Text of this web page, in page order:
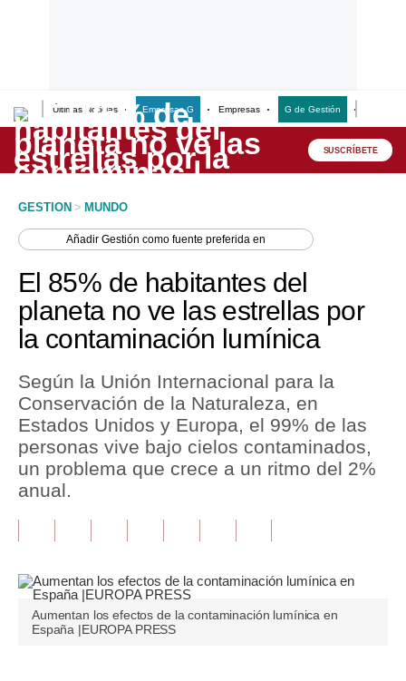
Últimas Noticias Empresas G Empresas G de Gestión
Lo último
Peru Quiosco
Economía
Mercados
Política
Finanzas Personales
Opinión
Editorial
SUSCRÍBETE
GESTION > MUNDO
AñadirGestión como fuente preferida en
El 85% de habitantes del
planeta no ve las estrellas por
la contaminación lumínica
Según la Unión Internacional para la
Conservación de la Naturaleza, en
Estados Unidos y Europa, el 99% de las
personas vive bajo cielos contaminados,
un problema que crece a un ritmo del 2%
anual.
Aumentan los efectos de la contaminación lumínica en
España |EUROPA PRESS